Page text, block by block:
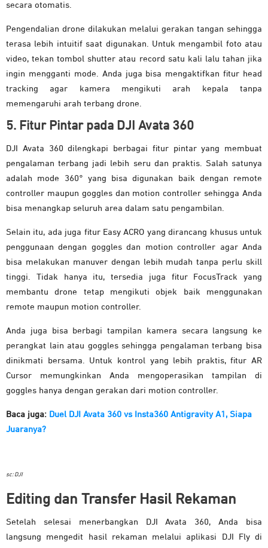
secara otomatis.
Pengendalian drone dilakukan melalui gerakan tangan sehingga
terasa lebih intuitif saat digunakan. Untuk mengambil foto atau
video, tekan tombol shutter atau record satu kali lalu tahan jika
ingin mengganti mode. Anda juga bisa mengaktifkan fitur head
tracking agar kamera mengikuti arah kepala tanpa
memengaruhi arah terbang drone.
5. Fitur Pintar pada DJI Avata 360
DJI Avata 360 dilengkapi berbagai fitur pintar yang membuat
pengalaman terbang jadi lebih seru dan praktis. Salah satunya
adalah mode 360° yang bisa digunakan baik dengan remote
controller maupun goggles dan motion controller sehingga Anda
bisa menangkap seluruh area dalam satu pengambilan.
Selain itu, ada juga fitur Easy ACRO yang dirancang khusus untuk
penggunaan dengan goggles dan motion controller agar Anda
bisa melakukan manuver dengan lebih mudah tanpa perlu skill
tinggi. Tidak hanya itu, tersedia juga fitur FocusTrack yang
membantu drone tetap mengikuti objek baik menggunakan
remote maupun motion controller.
Anda juga bisa berbagi tampilan kamera secara langsung ke
perangkat lain atau goggles sehingga pengalaman terbang bisa
dinikmati bersama. Untuk kontrol yang lebih praktis, fitur AR
Cursor memungkinkan Anda mengoperasikan tampilan di
goggles hanya dengan gerakan dari motion controller.
Baca juga: Duel DJI Avata 360 vs Insta360 Antigravity A1, Siapa
Juaranya?
sc: DJI
Editing dan Transfer Hasil Rekaman
Setelah selesai menerbangkan DJI Avata 360, Anda bisa
langsung mengedit hasil rekaman melalui aplikasi DJI Fly di